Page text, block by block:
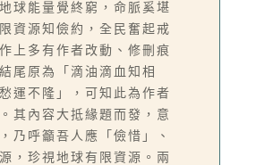
球能量覺終窮，命脈奚堪
資源知儉約，全民奮起戒
上多有作者改動、修刪痕
尾原為「滴油滴血知相
運不隆」，可知此為作者
其內容大抵緣題而發，意
乃呼籲吾人應「儉惜」、
，珍視地球有限資源。兩